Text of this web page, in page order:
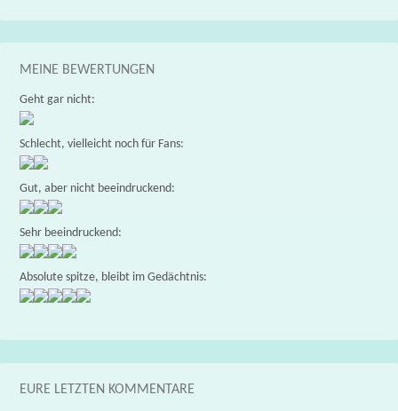
MEINE BEWERTUNGEN
Geht gar nicht:
Schlecht, vielleicht noch für Fans:
Gut, aber nicht beeindruckend:
Sehr beeindruckend:
Absolute spitze, bleibt im Gedächtnis:
EURE LETZTEN KOMMENTARE